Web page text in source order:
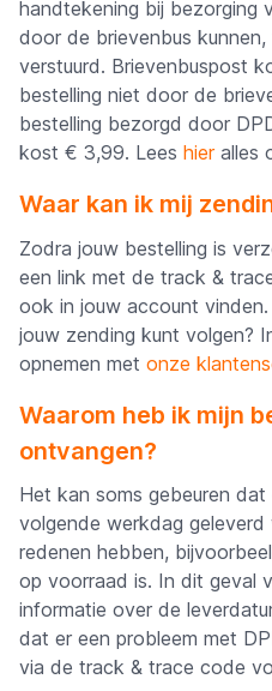
handtekening bij bezorging
door de brievenbus
verstuurd. Brievenbuspost
bestelling niet door de
bestelling bezorgd door
kost € 3,99. Lees hieralles
Waar kan ik mij
Zodra jouw bestelling is
een link met de track &
ook in jouw account
jouw zending kunt volgen?
opnemen met onze
Waarom heb ik mijn
ontvangen?
Het kan soms gebeuren
volgende werkdag
redenen hebben,
op voorraad is. In dit geval
informatie over de
dat er een probleem met
via de track & trace code